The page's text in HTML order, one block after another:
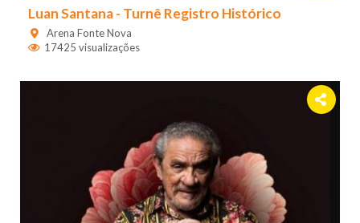
Luan Santana - Turnê Registro Histórico
Arena Fonte Nova
17425 visualizações